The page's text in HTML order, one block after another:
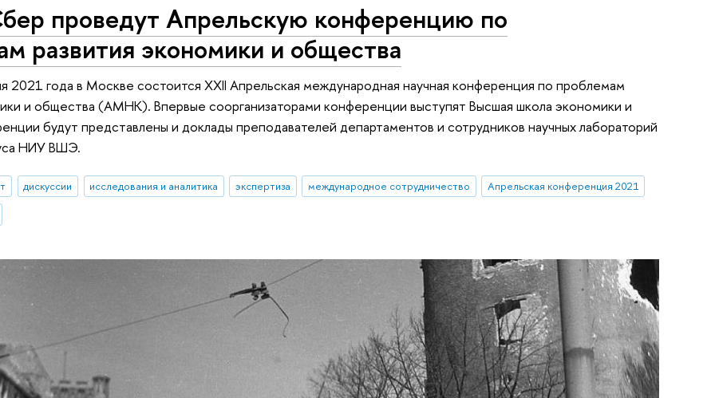
проведут Апрельскую конференцию по
развития экономики и общества
2021 года в Москве состоится XXII Апрельская международная научная конференция по проблемам
и общества (АМНК). Впервые соорганизаторами конференции выступят Высшая школа экономики и
будут представлены и доклады преподавателей департаментов и сотрудников научных лабораторий
НИУ ВШЭ.
дискуссии исследования и аналитика экспертиза международное сотрудничество
Апрельская конференция 2021